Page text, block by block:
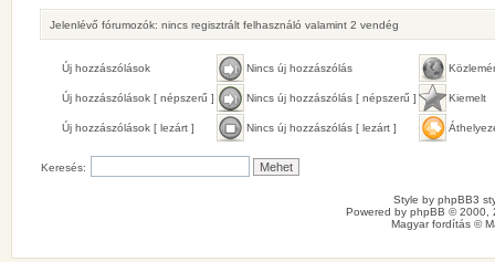
Jelenlévő fórumozók: nincs regisztrált felhasználó valamint 2 vendég
Új hozzászólások Nincs új hozzászólás
Új hozzászólások [ népszerű ] Nincs új hozzászólás [ népszerű ] Kiemelt
Új hozzászólások [ lezárt ] Nincs új hozzászólás [ lezárt ]
Keresés:
Style by phpBB3
Powered by phpBB © 2000,
Magyar fordítás ©